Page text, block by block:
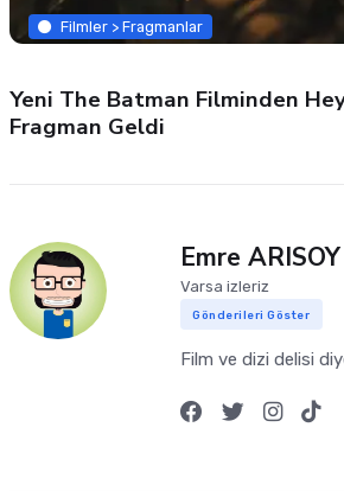
Filmler > Fragmanlar
Yeni The Batman Filminden
Fragman Geldi
Emre ARISOY
Varsa izleriz
Gönderileri Göster
Film ve dizi delisi